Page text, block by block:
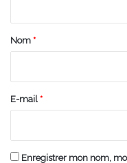
a
e
Nom *
E-mail *
Enregistrer mon nom,